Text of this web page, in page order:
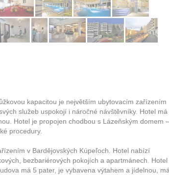
kapacitou je největším ubytovacím zařízením
služeb uspokojí i náročné návštěvníky. Hotel má
Hotel je propojen chodbou s Lázeňským domem –
procedury.
v Bardějovských Kúpeľoch. Hotel nabízí
bezbariérových pokojích a apartmánech. Hotel
má 5 pater, je vybavena výtahem a jídelnou, má